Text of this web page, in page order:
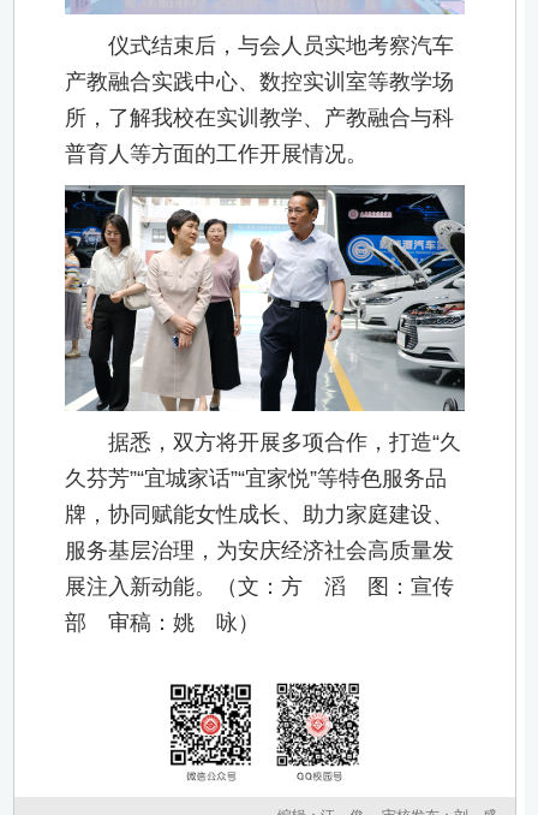
仪式结束后，与会人员实地考察汽车
产教融合实践中心、数控实训室等教学场
所，了解我校在实训教学、产教融合与科
普育人等方面的工作开展情况。
据悉，双方将开展多项合作，打造“久
久芬芳”“宜城家话”“宜家悦”等特色服务品
牌，协同赋能女性成长、助力家庭建设、
服务基层治理，为安庆经济社会高质量发
展注入新动能。（文：方 滔 图：宣传
部 审稿：姚 咏）